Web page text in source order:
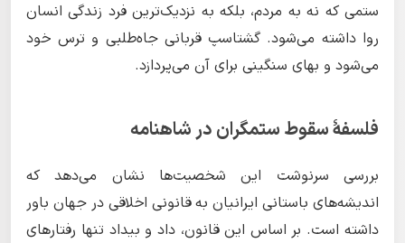
ستمی که نه به مردم، بلکه به نزدیک‌ترین فرد زندگی انسان
روا داشته می‌شود. گشتاسپ قربانی جاه‌طلبی و ترس خود
می‌شود و بهای سنگینی برای آن می‌پردازد.
فلسفهٔ سقوط ستمگران در شاهنامه
بررسی سرنوشت این شخصیت‌ها نشان می‌دهد که
اندیشه‌های باستانی ایرانیان به قانونی اخلاقی در جهان باور
داشته است. بر اساس این قانون، داد و بیداد تنها رفتارهای